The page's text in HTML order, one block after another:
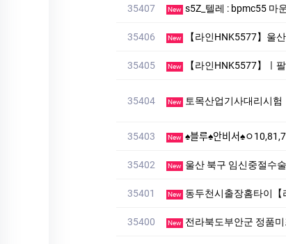
35407 New s5Z_텔레 : bpmc55 마
35406 New 【라인HNK5577】울
35405 New 【라인HNK5577】ㅣ팔달구
35404 New 토목산업기사대리시험 【▶텔레상담: km268
35403 New ♠블루♠안비서♠ㅇ
35402 New 울산 북구 임신중절수
35401 New 동두천시출장홈타이
35400 New 전라북도부안군 정품